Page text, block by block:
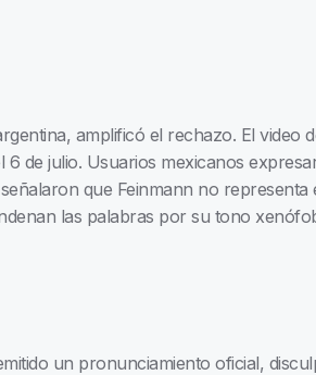
amplificó el rechazo. El video
de julio. Usuarios mexicanos
que Feinmann no
las palabras por su tono
un pronunciamiento oficial,